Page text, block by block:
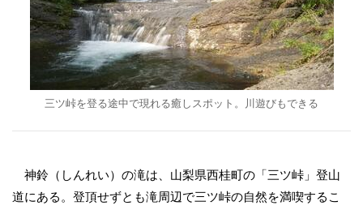
三ツ峠を登る途中で現れる癒しスポット。川遊びもできる
神鈴（しんれい）の滝は、山梨県西桂町の「三ツ峠」登山
道にある。登頂せずとも滝周辺で三ツ峠の自然を満喫するこ